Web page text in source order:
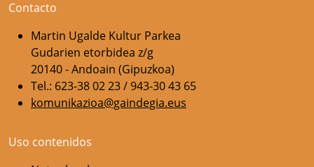
Contacto
Martin Ugalde Kultur Parkea
Gudarien etorbidea z/g
20140 - Andoain (Gipuzkoa)
Tel.: 623-38 02 23 / 943-30 43 65
komunikazioa@gaindegia.eus
Uso contenidos